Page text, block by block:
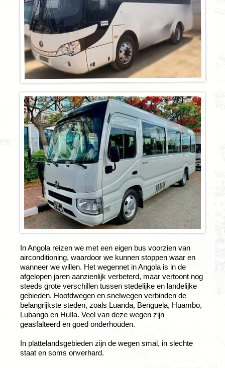
In Angola reizen we met een eigen bus voorzien van
airconditioning, waardoor we kunnen stoppen waar en
wanneer we willen. Het wegennet in Angola is in de
afgelopen jaren aanzienlijk verbeterd, maar vertoont nog
steeds grote verschillen tussen stedelijke en landelijke
gebieden. Hoofdwegen en snelwegen verbinden de
belangrijkste steden, zoals Luanda, Benguela, Huambo,
Lubango en Huíla. Veel van deze wegen zijn
geasfalteerd en goed onderhouden.
In plattelandsgebieden zijn de wegen smal, in slechte
staat en soms onverhard.